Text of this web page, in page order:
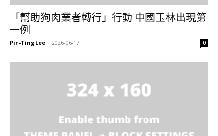
「幫助狗肉業者轉行」行動 中國玉林出現第
一例
Pin-Ting Lee - 2026-06-17 0